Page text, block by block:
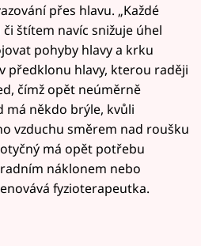
přes hlavu. „Každé
štítem navíc snižuje úhel
pohyby hlavy a krku
předklonu hlavy, kterou raději
čímž opět neúměrně
má někdo brýle, kvůli
vzduchu směrem nad roušku
má opět potřebu
náklonem nebo
fyzioterapeutka.